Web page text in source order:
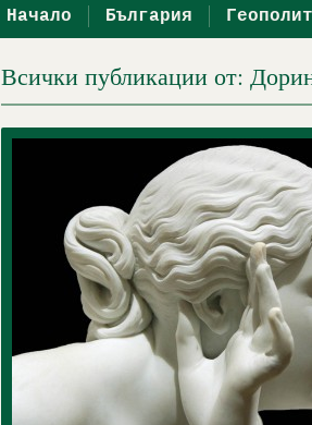
Начало България
Всички публикации от: